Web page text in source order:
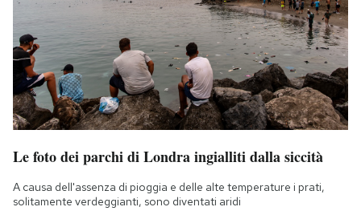
Le foto dei parchi di Londra ingialliti dalla siccità
A causa dell'assenza di pioggia e delle alte temperature i prati,
solitamente verdeggianti, sono diventati aridi